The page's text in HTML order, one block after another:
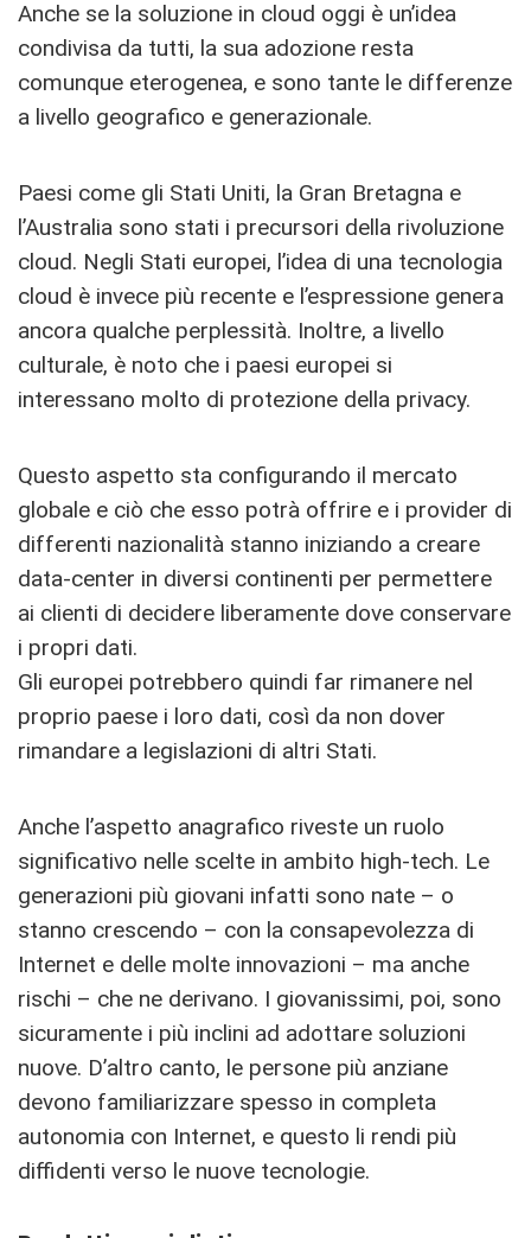
Anche se la soluzione in cloud oggi è un’idea
condivisa da tutti, la sua adozione resta
comunque eterogenea, e sono tante le differenze
a livello geografico e generazionale.
Paesi come gli Stati Uniti, la Gran Bretagna e
l’Australia sono stati i precursori della rivoluzione
cloud. Negli Stati europei, l’idea di una tecnologia
cloud è invece più recente e l’espressione genera
ancora qualche perplessità. Inoltre, a livello
culturale, è noto che i paesi europei si
interessano molto di protezione della privacy.
Questo aspetto sta configurando il mercato
globale e ciò che esso potrà offrire e i provider di
differenti nazionalità stanno iniziando a creare
data-center in diversi continenti per permettere
ai clienti di decidere liberamente dove conservare
i propri dati.
Gli europei potrebbero quindi far rimanere nel
proprio paese i loro dati, così da non dover
rimandare a legislazioni di altri Stati.
Anche l’aspetto anagrafico riveste un ruolo
significativo nelle scelte in ambito high-tech. Le
generazioni più giovani infatti sono nate – o
stanno crescendo – con la consapevolezza di
Internet e delle molte innovazioni – ma anche
rischi – che ne derivano. I giovanissimi, poi, sono
sicuramente i più inclini ad adottare soluzioni
nuove. D’altro canto, le persone più anziane
devono familiarizzare spesso in completa
autonomia con Internet, e questo li rendi più
diffidenti verso le nuove tecnologie.